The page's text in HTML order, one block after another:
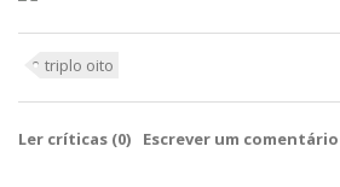
triplo oito
Ler críticas (0) Escrever um comentário